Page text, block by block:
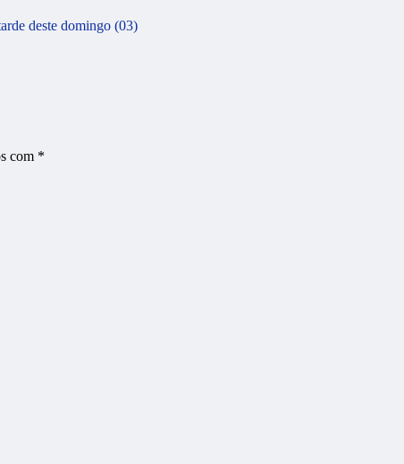
deste domingo (03)
com *